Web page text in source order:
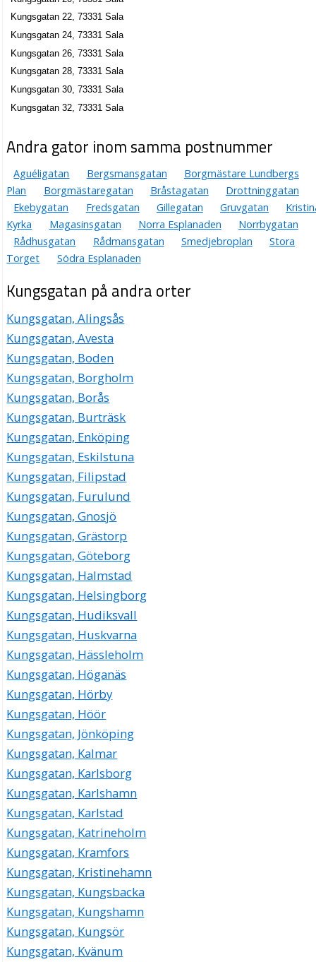
Kungsgatan 22, 73331 Sala
Kungsgatan 24, 73331 Sala
Kungsgatan 26, 73331 Sala
Kungsgatan 28, 73331 Sala
Kungsgatan 30, 73331 Sala
Kungsgatan 32, 73331 Sala
Andra gator inom samma postnummer
Aguéligatan Bergsmansgatan
Borgmästare Lundbergs
Plan
Borgmästaregatan Bråstagatan
Drottninggatan
Ekebygatan
Fredsgatan Gillegatan Gruvgatan
Kyrka
Magasinsgatan Norra Esplanaden
Norrbygatan
Rådhusgatan
Rådmansgatan Smedjebroplan
Stora
Torget
Södra Esplanaden
Kungsgatan på andra orter
Kungsgatan, Alingsås
Kungsgatan, Avesta
Kungsgatan, Boden
Kungsgatan, Borgholm
Kungsgatan, Borås
Kungsgatan, Burträsk
Kungsgatan, Enköping
Kungsgatan, Eskilstuna
Kungsgatan, Filipstad
Kungsgatan, Furulund
Kungsgatan, Gnosjö
Kungsgatan, Grästorp
Kungsgatan, Göteborg
Kungsgatan, Halmstad
Kungsgatan, Helsingborg
Kungsgatan, Hudiksvall
Kungsgatan, Huskvarna
Kungsgatan, Hässleholm
Kungsgatan, Höganäs
Kungsgatan, Hörby
Kungsgatan, Höör
Kungsgatan, Jönköping
Kungsgatan, Kalmar
Kungsgatan, Karlsborg
Kungsgatan, Karlshamn
Kungsgatan, Karlstad
Kungsgatan, Katrineholm
Kungsgatan, Kramfors
Kungsgatan, Kristinehamn
Kungsgatan, Kungsbacka
Kungsgatan, Kungshamn
Kungsgatan, Kungsör
Kungsgatan, Kvänum